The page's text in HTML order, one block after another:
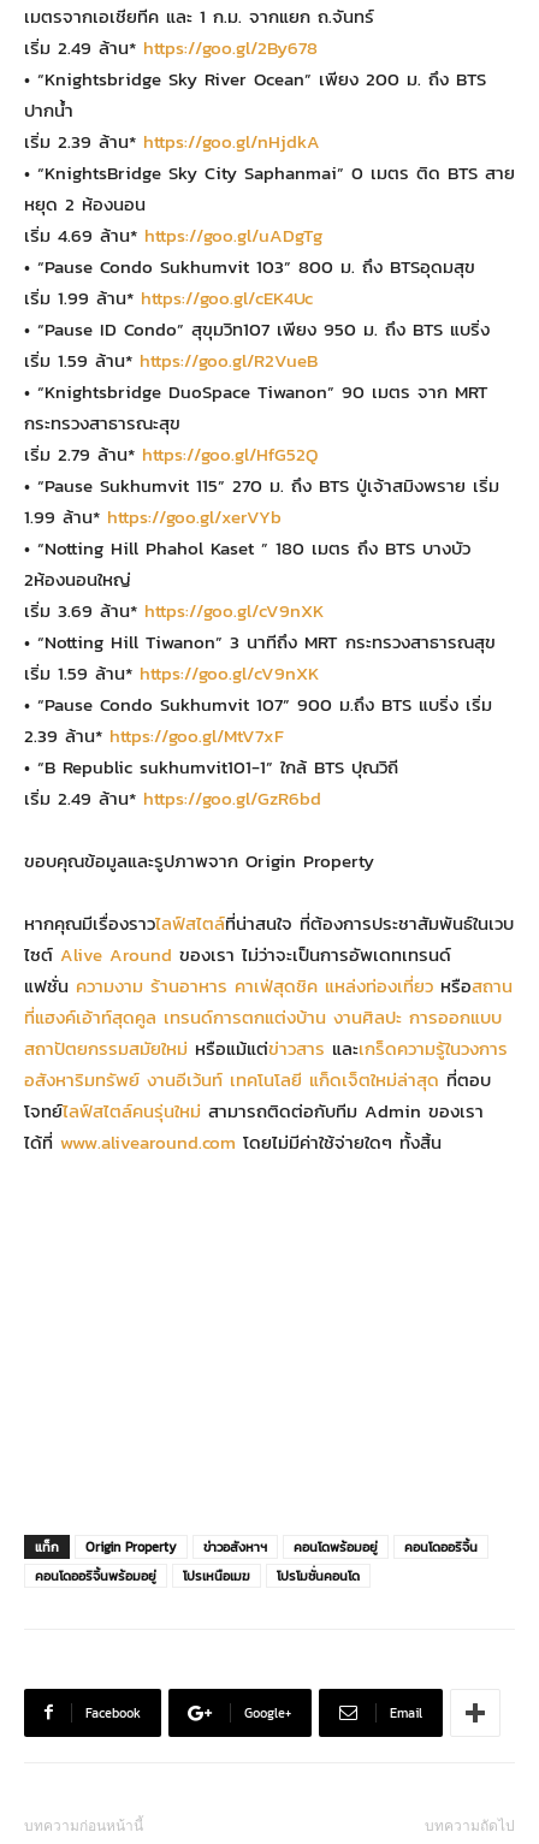
เมตรจากเอเชียทีค และ 1 ก.ม. จากแยก ถ.จันทร์
เริ่ม 2.49 ล้าน* https://goo.gl/2By678
• “Knightsbridge Sky River Ocean” เพียง 200 ม. ถึง BTS
ปากน้ำ
เริ่ม 2.39 ล้าน* https://goo.gl/nHjdkA
• “KnightsBridge Sky City Saphanmai” 0 เมตร ติด BTS สาย
หยุด 2 ห้องนอน
เริ่ม 4.69 ล้าน* https://goo.gl/uADgTg
• “Pause Condo Sukhumvit 103” 800 ม. ถึง BTSอุดมสุข
เริ่ม 1.99 ล้าน* https://goo.gl/cEK4Uc
• “Pause ID Condo” สุขุมวิท107 เพียง 950 ม. ถึง BTS แบริ่ง
เริ่ม 1.59 ล้าน* https://goo.gl/R2VueB
• “Knightsbridge DuoSpace Tiwanon” 90 เมตร จาก MRT
กระทรวงสาธารณะสุข
เริ่ม 2.79 ล้าน* https://goo.gl/HfG52Q
• “Pause Sukhumvit 115” 270 ม. ถึง BTS ปู่เจ้าสมิงพราย เริ่ม
1.99 ล้าน* https://goo.gl/xerVYb
• “Notting Hill Phahol Kaset ” 180 เมตร ถึง BTS บางบัว
2ห้องนอนใหญ่
เริ่ม 3.69 ล้าน* https://goo.gl/cV9nXK
• “Notting Hill Tiwanon” 3 นาทีถึง MRT กระทรวงสาธารณสุข
เริ่ม 1.59 ล้าน* https://goo.gl/cV9nXK
• “Pause Condo Sukhumvit 107” 900 ม.ถึง BTS แบริ่ง เริ่ม
2.39 ล้าน* https://goo.gl/MtV7xF
• “B Republic sukhumvit101-1” ใกล้ BTS ปุณวิถี
เริ่ม 2.49 ล้าน* https://goo.gl/GzR6bd
ขอบคุณข้อมูลและรูปภาพจาก Origin Property
หากคุณมีเรื่องราวไลฟ์สไตล์ที่น่าสนใจ ที่ต้องการประชาสัมพันธ์ในเวบ
ไซต์ Alive Around ของเรา ไม่ว่าจะเป็นการอัพเดทเทรนด์
แฟชั่น ความงาม ร้านอาหาร คาเฟ่สุดชิค แหล่งท่องเที่ยว หรือสถาน
ที่แฮงค์เอ้าท์สุดคูล เทรนด์การตกแต่งบ้าน งานศิลปะ การออกแบบ
สถาปัตยกรรมสมัยใหม่ หรือแม้แต่ข่าวสาร และเกร็ดความรู้ในวงการ
อสังหาริมทรัพย์ งานอีเว้นท์ เทคโนโลยี แก็ดเจ็ตใหม่ล่าสุด ที่ตอบ
โจทย์ไลฟ์สไตล์คนรุ่นใหม่ สามารถติดต่อกับทีม Admin ของเรา
ได้ที่ www.alivearound.com โดยไม่มีค่าใช้จ่ายใดๆ ทั้งสิ้น
แท็ก Origin Property ข่าวอสังหาฯ คอนโดพร้อมอยู่
คอนโดออริจิ้น
คอนโดออริจิ้นพร้อมอยู่
โปรเหนือเมฆ โปรโมชั่นคอนโด
Facebook Google+ Email
บทความก่อนหน้านี้ บทความถัดไป